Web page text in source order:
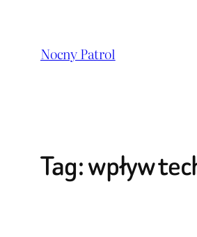
Nocny Patrol
Tag:wpływ